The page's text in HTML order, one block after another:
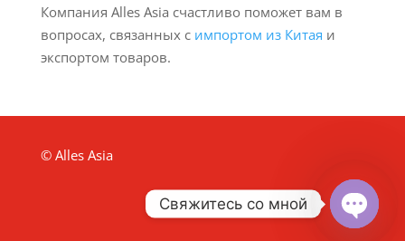
Компания Alles Asia счастливо поможет вам в
вопросах, связанных с импортом из Китая и
экспортом товаров.
© Alles Asia
Свяжитесь со мной